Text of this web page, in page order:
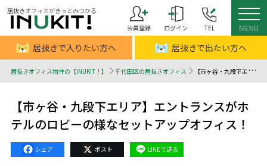
居抜きオフィスがきっとみつかる
会員登録
ログイン TEL MENU
居抜きで入りたい方へ 居抜きで出たい方へ
居抜きオフィス物件の【INUKIT！】 千代田区の居抜きオフィス 【市ヶ谷・九段下エリア】エントランスがホテルのロビーの様なセットアップオフィス！ - 居抜きオフィスはINUKIT！（イヌキット）
【市ヶ谷・九段下エリア】エントランスがホ
テルのロビーの様なセットアップオフィス！
Facebook
X Line